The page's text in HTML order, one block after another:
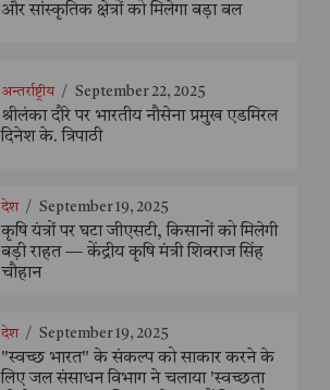
और सांस्कृतिक क्षेत्रों को मिलेगा बड़ा बल
अन्तर्राष्ट्रीय / September 22, 2025
श्रीलंका दौरे पर भारतीय नौसेना प्रमुख एडमिरल
दिनेश के. त्रिपाठी
देश / September 19, 2025
कृषि यंत्रों पर घटा जीएसटी, किसानों को मिलेगी
बड़ी राहत — केंद्रीय कृषि मंत्री शिवराज सिंह
चौहान
देश / September 19, 2025
"स्वच्छ भारत" के संकल्प को साकार करने के
लिए जल संसाधन विभाग ने चलाया 'स्वच्छता